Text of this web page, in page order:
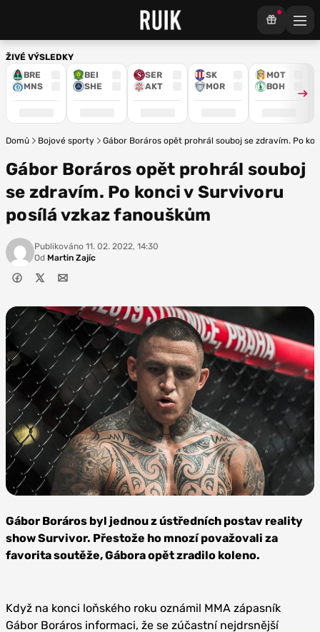
ŽIVÉ VÝSLEDKY
BRE
MNS
BEI
SHE
SER
AKT
SK
MOR
MOT
BOH
Domů Bojové sporty Gábor Boráros opět prohrál souboj se zdravím. Po
Gábor Boráros opět prohrál souboj
se zdravím. Po konci v Survivoru
posílá vzkaz fanouškům
Publikováno 11. 02. 2022, 14:30
Od Martin Zajíc
Oktagon
MMA
Gábor Boráros byl jednou z ústředních postav reality
show Survivor. Přestože ho mnozí považovali za
favorita soutěže, Gábora opět zradilo koleno.
Když na konci loňského roku oznámil MMA zápasník
Gábor Boráros informaci, že se zúčastní nejdrsnější